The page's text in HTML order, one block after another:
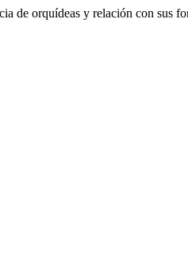
de orquídeas y relación con sus